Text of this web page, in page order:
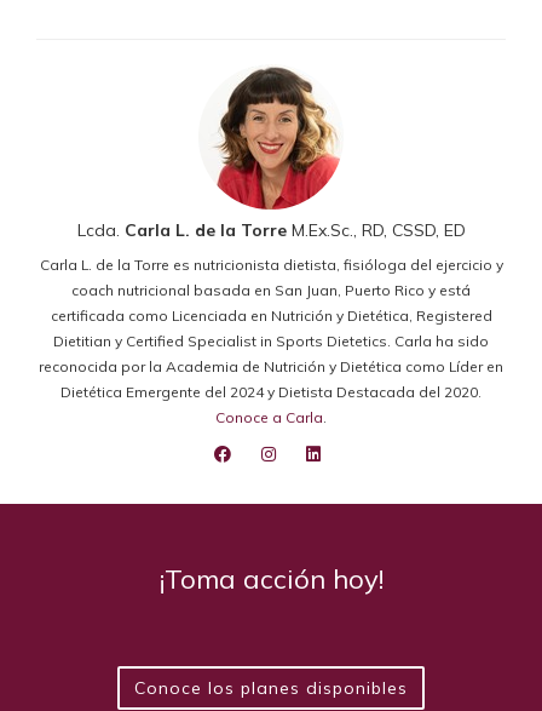
Lcda. Carla L. de la TorreM.Ex.Sc., RD, CSSD, ED
Carla L. de la Torre es nutricionista dietista, fisióloga del ejercicio y
coach nutricional basada en San Juan, Puerto Rico y está
certificada como Licenciada en Nutrición y Dietética, Registered
Dietitian y Certified Specialist in Sports Dietetics. Carla ha sido
reconocida por la Academia de Nutrición y Dietética como Líder en
Dietética Emergente del 2024 y Dietista Destacada del 2020.
Conoce a Carla.
¡Toma acción hoy!
Conoce los planes disponibles